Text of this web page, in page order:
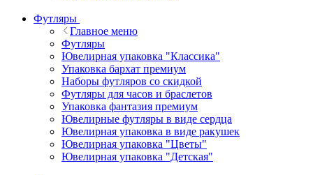
Футляры
Главное меню
Футляры
Ювелирная упаковка "Классика"
Упаковка бархат премиум
Наборы футляров со скидкой
Футляры для часов и браслетов
Упаковка фантазия премиум
Ювелирные футляры в виде сердца
Ювелирная упаковка в виде ракушек
Ювелирная упаковка "Цветы"
Ювелирная упаковка "Детская"